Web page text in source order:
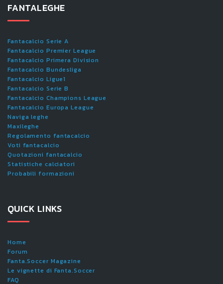
FANTALEGHE
Fantacalcio Serie A
Fantacalcio Premier League
Fantacalcio Primera Division
Fantacalcio Bundesliga
Fantacalcio Ligue1
Fantacalcio Serie B
Fantacalcio Champions League
Fantacalcio Europa League
Naviga leghe
Maxileghe
Regolamento fantacalcio
Voti fantacalcio
Quotazioni fantacalcio
Statistiche calciatori
Probabili formazioni
QUICK LINKS
Home
Forum
Fanta.Soccer Magazine
Le vignette di Fanta.Soccer
FAQ